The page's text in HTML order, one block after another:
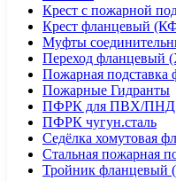
Крест с пожарной
Крест фланцевый
Муфты
Переход фланцевый
Пожарная
Пожарные Гидранты
ПФРК для ПВХ/ПНД
ПФРК чугун.сталь
Седёлка хомутовая
Стальная пожарная
Тройник фланцевый